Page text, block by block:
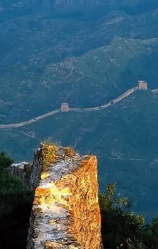
К Оранжевому: Глоток
Факты О Войнах…